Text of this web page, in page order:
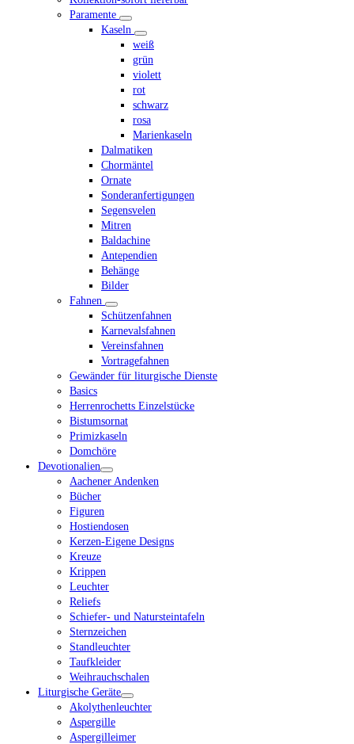
Paramente
Kaseln
weiß
grün
violett
rot
schwarz
rosa
Marienkaseln
Dalmatiken
Chormäntel
Ornate
Sonderanfertigungen
Segensvelen
Mitren
Baldachine
Antependien
Behänge
Bilder
Fahnen
Schützenfahnen
Karnevalsfahnen
Vereinsfahnen
Vortragefahnen
Gewänder für liturgische Dienste
Basics
Herrenrochetts Einzelstücke
Bistumsornat
Primizkaseln
Domchöre
Devotionalien
Aachener Andenken
Bücher
Figuren
Hostiendosen
Kerzen-Eigene Designs
Kreuze
Krippen
Leuchter
Reliefs
Schiefer- und Natursteintafeln
Sternzeichen
Standleuchter
Taufkleider
Weihrauchschalen
Liturgische Geräte
Akolythenleuchter
Aspergille
Aspergilleimer